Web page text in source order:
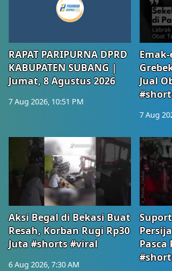
RAPAT PARIPURNA DPRD
KABUPATEN SUBANG |
Jumat, 8 Agustus 2026
7 Aug 2026, 10:51 PM
Jual
7 Aug
Aksi Begal di Bekasi Buat
Resah, Korban Rugi Rp30
Juta #shorts #viral
6 Aug 2026, 7:30 AM
Pasca